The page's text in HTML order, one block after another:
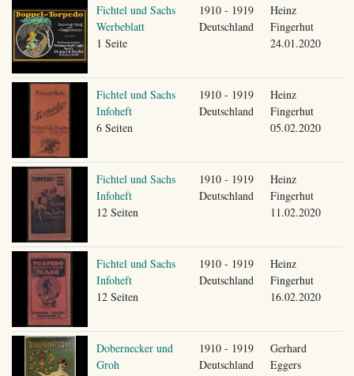
Fichtel und Sachs
Werbeblatt
1 Seite
1910 - 1919
Deutschland
Heinz
Fingerhut
24.01.2020
Fichtel und Sachs
Infoheft
6 Seiten
1910 - 1919
Deutschland
Heinz
Fingerhut
05.02.2020
Fichtel und Sachs
Infoheft
12 Seiten
1910 - 1919
Deutschland
Heinz
Fingerhut
11.02.2020
Fichtel und Sachs
Infoheft
12 Seiten
1910 - 1919
Deutschland
Heinz
Fingerhut
16.02.2020
Dobernecker und
Groh
1910 - 1919
Deutschland
Gerhard
Eggers